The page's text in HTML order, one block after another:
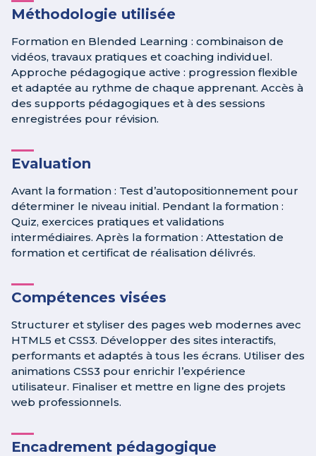
Méthodologie utilisée
Formation en Blended Learning : combinaison de
vidéos, travaux pratiques et coaching individuel.
Approche pédagogique active : progression flexible
et adaptée au rythme de chaque apprenant. Accès à
des supports pédagogiques et à des sessions
enregistrées pour révision.
Evaluation
Avant la formation : Test d’autopositionnement pour
déterminer le niveau initial. Pendant la formation :
Quiz, exercices pratiques et validations
intermédiaires. Après la formation : Attestation de
formation et certificat de réalisation délivrés.
Compétences visées
Structurer et styliser des pages web modernes avec
HTML5 et CSS3. Développer des sites interactifs,
performants et adaptés à tous les écrans. Utiliser des
animations CSS3 pour enrichir l’expérience
utilisateur. Finaliser et mettre en ligne des projets
web professionnels.
Encadrement pédagogique